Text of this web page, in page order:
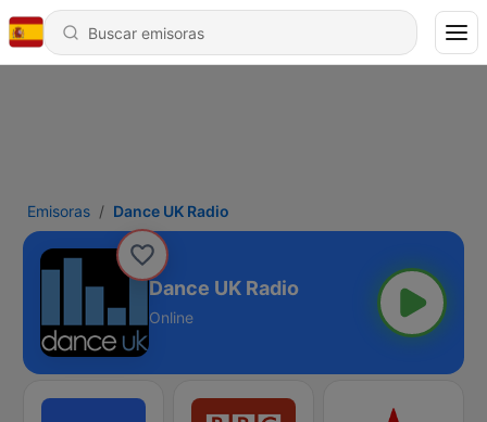
Emisoras Dance UK Radio
Dance UK Radio
Online